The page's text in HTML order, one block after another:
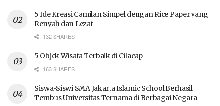
5 Ide Kreasi Camilan Simpel dengan Rice Paper yang
Renyah dan Lezat
132 SHARES
5 Objek Wisata Terbaik di Cilacap
163 SHARES
Siswa-Siswi SMA Jakarta Islamic School Berhasil
Tembus Universitas Ternama di Berbagai Negara